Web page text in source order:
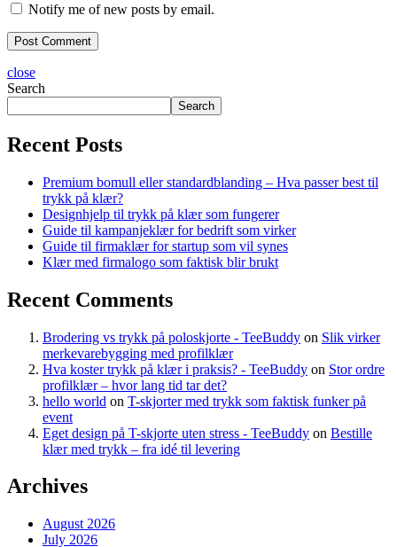
Notify me of new posts by email.
close
Search
Search
Recent Posts
Premium bomull eller standardblanding – Hva passer best til
trykk på klær?
Designhjelp til trykk på klær som fungerer
Guide til kampanjeklær for bedrift som virker
Guide til firmaklær for startup som vil synes
Klær med firmalogo som faktisk blir brukt
Recent Comments
Brodering vs trykk på poloskjorte - TeeBuddy on Slik virker
merkevarebygging med profilklær
Hva koster trykk på klær i praksis? - TeeBuddy on Stor ordre
profilklær – hvor lang tid tar det?
hello world on T-skjorter med trykk som faktisk funker på
event
Eget design på T-skjorte uten stress - TeeBuddy on Bestille
klær med trykk – fra idé til levering
Archives
August 2026
July 2026